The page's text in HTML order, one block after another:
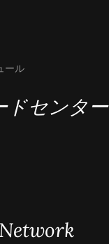
ール
ドセンター